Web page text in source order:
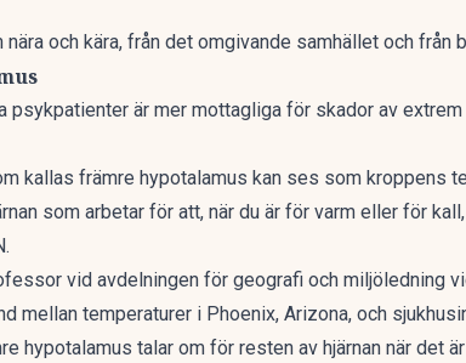
och kära, från det omgivande samhället och från
psykpatienter är mer mottagliga för skador av
kallas främre hypotalamus kan ses som kroppens
som arbetar för att, när du är för varm eller för
vid avdelningen för geografi och miljöledning
mellan temperaturer i Phoenix, Arizona, och
hypotalamus talar om för resten av hjärnan när det